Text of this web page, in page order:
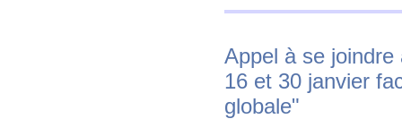
Appel à se
16 et 30 janvier
globale"